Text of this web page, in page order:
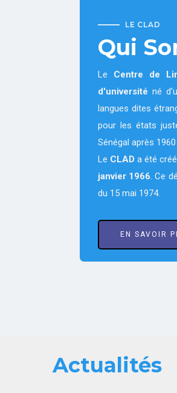
LE CLAD
Qui
Le Centre de
d'université né
langues dites
pour les états
Sénégal après 1960
Le CLAD a été
janvier 1966. Ce
du 15 mai 1974.
EN SAVOIR
Actualités